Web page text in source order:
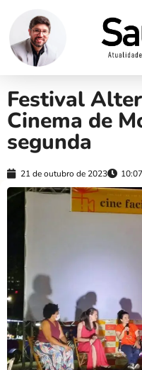
Festival
Cinema de
segunda
21 de outubro de 2023 10:07